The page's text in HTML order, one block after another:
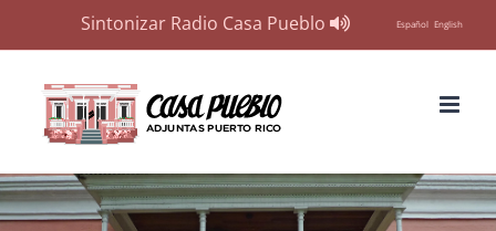
Sintonizar Radio Casa Pueblo Español English
content